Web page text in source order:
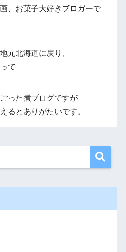
、お菓子大好きブロガーで
元北海道に戻り、
て
った煮ブログですが、
るとありがたいです。